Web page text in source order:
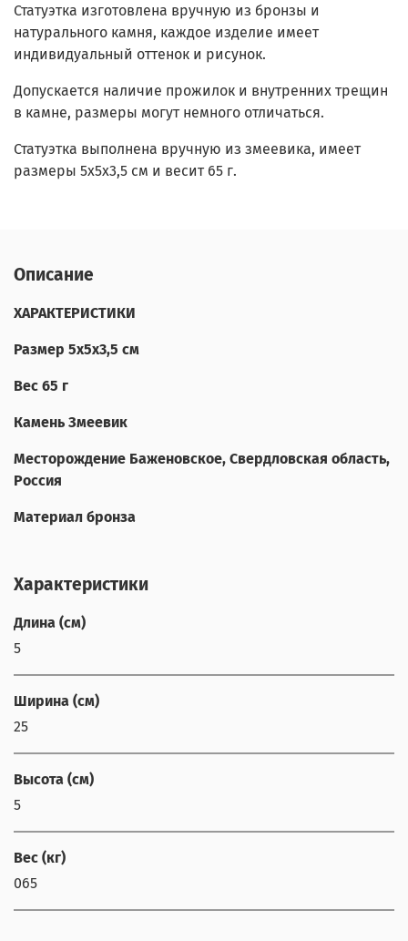
Статуэтка изготовлена вручную из бронзы и
натурального камня, каждое изделие имеет
индивидуальный оттенок и рисунок.
Допускается наличие прожилок и внутренних трещин
в камне, размеры могут немного отличаться.
Статуэтка выполнена вручную из змеевика, имеет
размеры 5х5х3,5 см и весит 65 г.
Описание
ХАРАКТЕРИСТИКИ
Размер 5х5х3,5 см
Вес 65 г
Камень Змеевик
Месторождение Баженовское, Свердловская область,
Россия
Материал бронза
Характеристики
Длина (см)
5
Ширина (см)
25
Высота (см)
5
Вес (кг)
065